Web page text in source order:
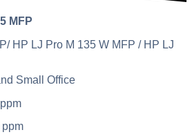
MFP
HP LJ Pro M 135 W MFP / HP LJ
Small Office
ppm